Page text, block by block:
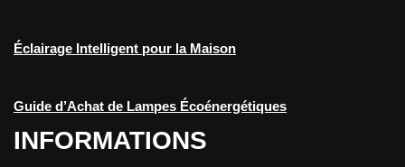
Éclairage Intelligent pour la Maison
Guide d’Achat de Lampes Écoénergétiques
INFORMATIONS